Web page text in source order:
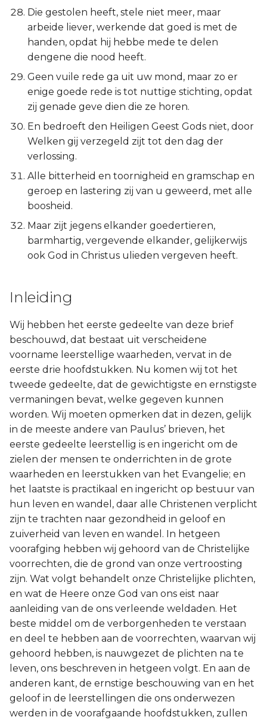
Die gestolen heeft, stele niet meer, maar
arbeide liever, werkende dat goed is met de
handen, opdat hij hebbe mede te delen
dengene die nood heeft.
Geen vuile rede ga uit uw mond, maar zo er
enige goede rede is tot nuttige stichting, opdat
zij genade geve dien die ze horen.
En bedroeft den Heiligen Geest Gods niet, door
Welken gij verzegeld zijt tot den dag der
verlossing.
Alle bitterheid en toornigheid en gramschap en
geroep en lastering zij van u geweerd, met alle
boosheid.
Maar zijt jegens elkander goedertieren,
barmhartig, vergevende elkander, gelijkerwijs
ook God in Christus ulieden vergeven heeft.
Inleiding
Wij hebben het eerste gedeelte van deze brief
beschouwd, dat bestaat uit verscheidene
voorname leerstellige waarheden, vervat in de
eerste drie hoofdstukken. Nu komen wij tot het
tweede gedeelte, dat de gewichtigste en ernstigste
vermaningen bevat, welke gegeven kunnen
worden. Wij moeten opmerken dat in dezen, gelijk
in de meeste andere van Paulus’ brieven, het
eerste gedeelte leerstellig is en ingericht om de
zielen der mensen te onderrichten in de grote
waarheden en leerstukken van het Evangelie; en
het laatste is practikaal en ingericht op bestuur van
hun leven en wandel, daar alle Christenen verplicht
zijn te trachten naar gezondheid in geloof en
zuiverheid van leven en wandel. In hetgeen
voorafging hebben wij gehoord van de Christelijke
voorrechten, die de grond van onze vertroosting
zijn. Wat volgt behandelt onze Christelijke plichten,
en wat de Heere onze God van ons eist naar
aanleiding van de ons verleende weldaden. Het
beste middel om de verborgenheden te verstaan
en deel te hebben aan de voorrechten, waarvan wij
gehoord hebben, is nauwgezet de plichten na te
leven, ons beschreven in hetgeen volgt. En aan de
anderen kant, de ernstige beschouwing van en het
geloof in de leerstellingen die ons onderwezen
werden in de voorafgaande hoofdstukken, zullen